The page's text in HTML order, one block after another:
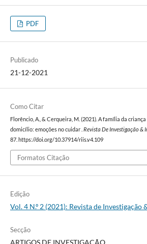
PDF
Publicado
21-12-2021
Como Citar
Florêncio, A., & Cerqueira, M. (2021). A família da
domicílio: emoções no cuidar . Revista De Investigação &
87. https://doi.org/10.37914/riis.v4.109
Formatos Citação
Edição
Vol. 4 N.º 2 (2021): Revista de Investigação
Secção